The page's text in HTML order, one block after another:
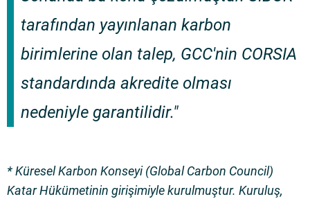
tarafından yayınlanan karbon
birimlerine olan talep, GCC'nin CORSIA
standardında akredite olması
nedeniyle garantilidir."
* Küresel Karbon Konseyi (Global Carbon Council)
Katar Hükümetinin girişimiyle kurulmuştur. Kuruluş,